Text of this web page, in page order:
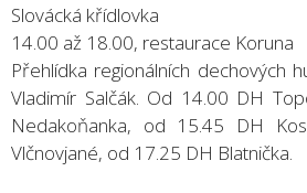
Slovácká křídlovka
14.00 až 18.00, restaurace Koruna
Přehlídka regionálních dechových
Vladimír Salčák. Od 14.00 DH
Nedakoňanka, od 15.45 DH
Vlčnovjané, od 17.25 DH Blatnička.